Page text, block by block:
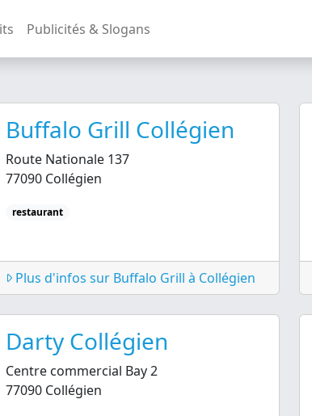
Publicités & Slogans
Buffalo Grill Collégien
Route Nationale 137
77090 Collégien
restaurant
Plus d'infos sur Buffalo Grill à Collégien
Darty Collégien
Centre commercial Bay 2
77090 Collégien